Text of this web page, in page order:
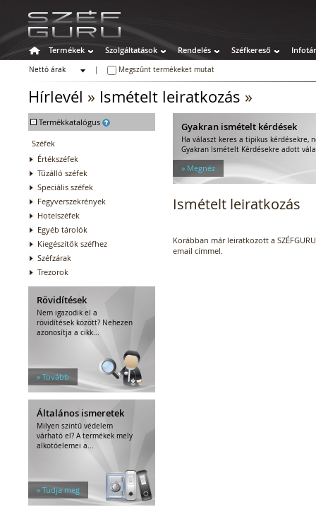
Termékek Szolgáltatások Rendelés Széfkereső Infotár
Nettó árak
Megszűnt termékeket mutat
Hírlevél » Ismételt leiratkozás »
- Termékkatalógus
Széfek
Értékszéfek
Tűzálló széfek
Speciális széfek
Fegyverszekrények
Hotelszéfek
Egyéb tárolók
Kiegészítők széfhez
Széfzárak
Trezorok
Rövidítések
Nem igazodik el a
rövidítések között? Nehezen
azonosítja a cikk...
» Tovább
Általános ismeretek
Milyen szintű védelem
várható el? A termékek mely
alkotóelemei a...
» Tudja meg
Gyakran ismételt kérdések
Ha választ keres a tipikus kérdésekre,
Gyakran Ismételt Kérdésekre adott
» Megnéz
Ismételt leiratkozás
Korábban már leiratkozott a
email címmel.